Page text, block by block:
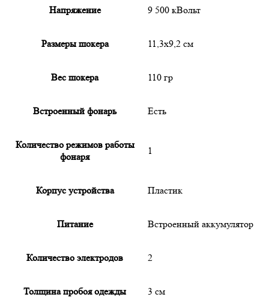
Напряжение 9 500 кВольт
Размеры шокера 11,3х9,2 см
Вес шокера 110 гр
Встроенный фонарь Есть
Количество режимов работы
фонаря
1
Корпус устройства Пластик
Питание Встроенный аккумулятор
Количество электродов 2
Толщина пробоя одежды 3 см